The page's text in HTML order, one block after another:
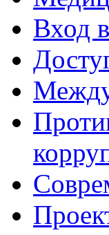
Вход